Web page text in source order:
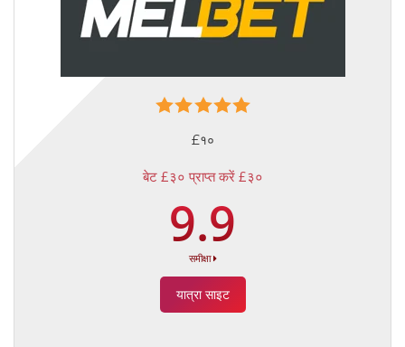
£१०
बेट £३० प्राप्त करें £३०
9.9
समीक्षा
यात्रा साइट